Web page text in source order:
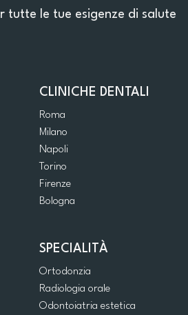
tutte le tue esigenze di salute
CLINICHE DENTALI
Roma
Milano
Napoli
Torino
Firenze
Bologna
SPECIALITÀ
Ortodonzia
Radiologia orale
Odontoiatria estetica